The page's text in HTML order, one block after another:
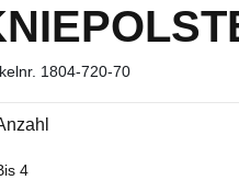
1804-720-70
4